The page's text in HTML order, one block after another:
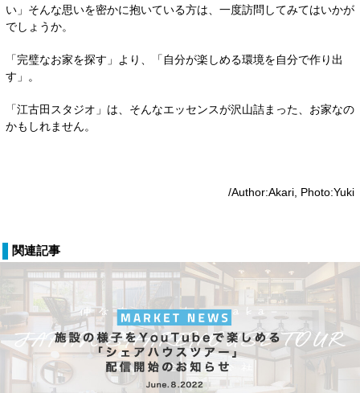
い」そんな思いを密かに抱いている方は、一度訪問してみてはいかが
でしょうか。
「完璧なお家を探す」より、「自分が楽しめる環境を自分で作り出
す」。
「江古田スタジオ」は、そんなエッセンスが沢山詰まった、お家なの
かもしれません。
/Author:Akari, Photo:Yuki
関連記事